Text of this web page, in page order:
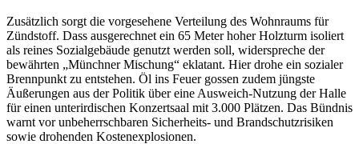
Zusätzlich sorgt die vorgesehene Verteilung des Wohnraums für
Zündstoff. Dass ausgerechnet ein 65 Meter hoher Holzturm isoliert
als reines Sozialgebäude genutzt werden soll, widerspreche der
bewährten „Münchner Mischung“ eklatant. Hier drohe ein sozialer
Brennpunkt zu entstehen. Öl ins Feuer gossen zudem jüngste
Äußerungen aus der Politik über eine Ausweich-Nutzung der Halle
für einen unterirdischen Konzertsaal mit 3.000 Plätzen. Das Bündnis
warnt vor unbeherrschbaren Sicherheits- und Brandschutzrisiken
sowie drohenden Kostenexplosionen.